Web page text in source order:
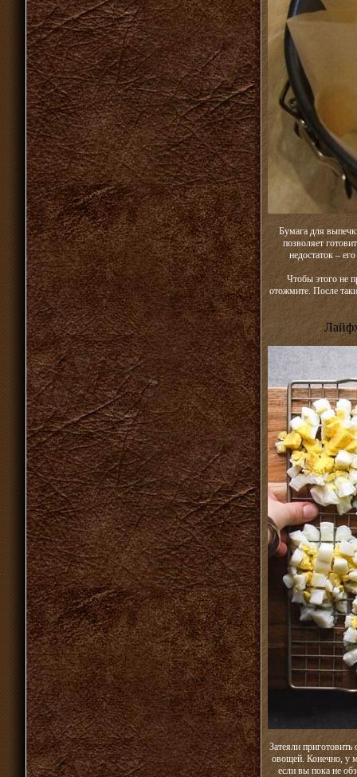
Бумага для
позволяет
недостаток –
Чтобы этого не
отожмите. После
Затеяли
овощей. Конечно, у
если вы пока не